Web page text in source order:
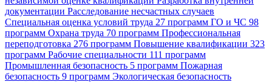
документации Расследование несчастных случаев
Специальная оценка условий труда 27 программ ГО и ЧС 98
программ Охрана труда 70 программ Профессиональная
переподготовка 276 программ Повышение квалификации 323
программ Рабочие специальности 111 программ
Промышленная безопасность 5 программ Пожарная
безопасность 9 программ Экологическая безопасность